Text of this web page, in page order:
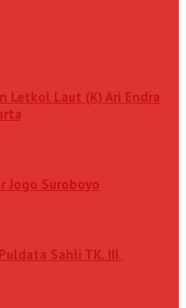
Letkol Laut (K) Ari Endra
Jogo Suroboyo
Sahli TK. III